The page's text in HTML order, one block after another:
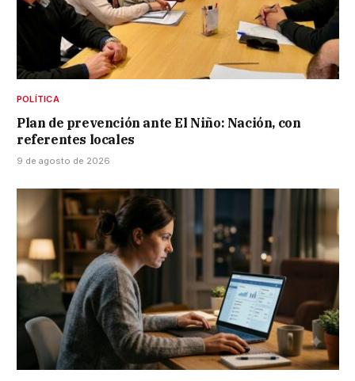
POLÍTICA
Plan de prevención ante El Niño: Nación, con
referentes locales
9 de agosto de 2026